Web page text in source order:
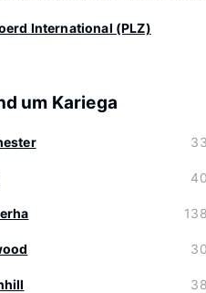
International (PLZ)
um Kariega